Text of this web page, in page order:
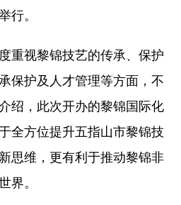
行。
视黎锦技艺的传承、保护
保护及人才管理等方面，不
绍，此次开办的黎锦国际化
全方位提升五指山市黎锦技
思维，更有利于推动黎锦非
界。